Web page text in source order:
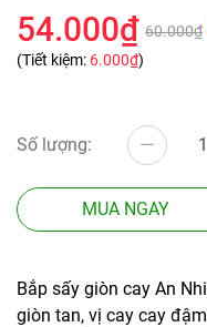
54.000₫ 60.000₫
(Tiết kiệm: 6.000₫)
Số lượng:
MUA NGAY
Bắp sấy giòn cay An
giòn tan, vị cay cay